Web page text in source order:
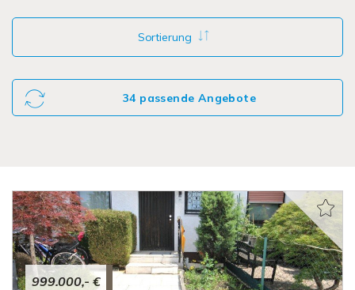
Sortierung
34 passende Angebote
999.000,- €